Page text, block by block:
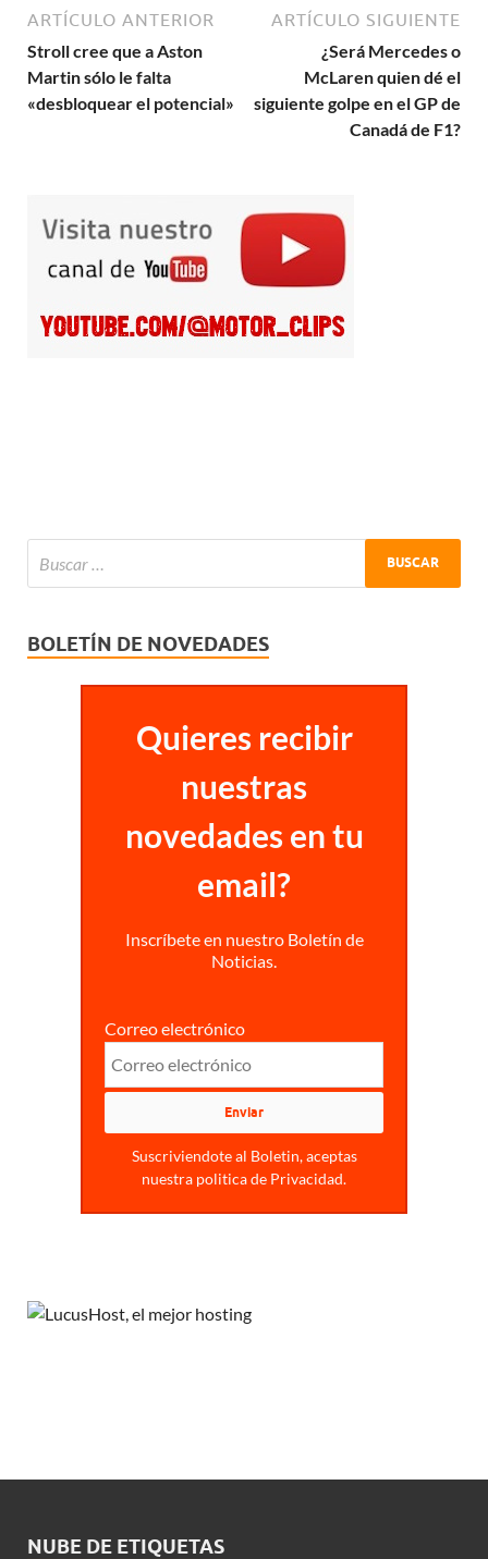
ARTÍCULO ANTERIOR
Stroll cree que a Aston
Martin sólo le falta
«desbloquear el potencial»
ARTÍCULO SIGUIENTE
¿Será Mercedes o
McLaren quien dé el
siguiente golpe en el GP de
Canadá de F1?
BOLETÍN DE NOVEDADES
Quieres recibir
nuestras
novedades en tu
email?
Inscríbete en nuestro Boletín de
Noticias.
Correo electrónico
Suscriviendote al Boletin, aceptas
nuestra politica de Privacidad.
NUBE DE ETIQUETAS